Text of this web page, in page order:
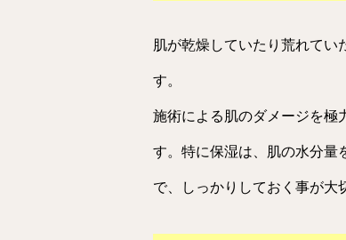
肌が乾燥していたり荒れてい
す。
施術による肌のダメージを極
す。特に保湿は、肌の水分量
で、しっかりしておく事が大